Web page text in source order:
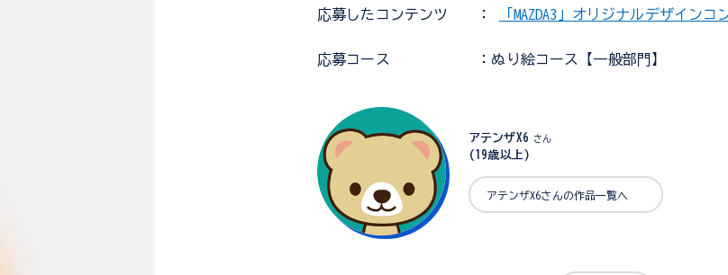
応募した コンテンツ ： 「MAZDA3」オリジナルデザインコ
応募コース ：ぬり絵コース【一般部門】
アテンザX6 さん
(19歳以上)
アテンザX6さんの作品一覧へ